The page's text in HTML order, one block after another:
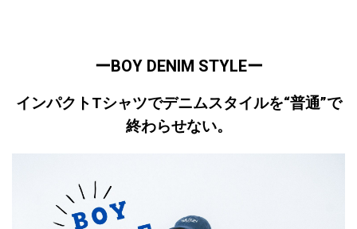
ーBOY DENIM STYLEー
インパクトTシャツでデニムスタイルを“普通”で
終わらせない。